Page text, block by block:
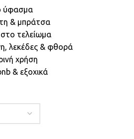
ύφασμα
& μπράτσα
στο τελείωμα
λεκέδες & φθορά
χρήση
& εξοχικά